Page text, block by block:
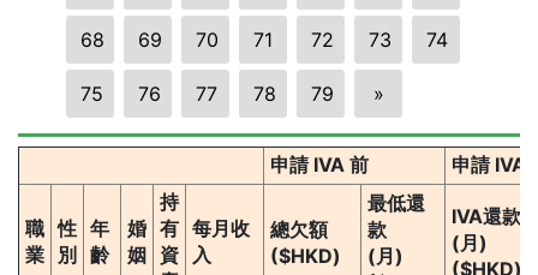
68 69 70 71 72 73 74
75 76 77 78 79 »
申請 IVA 前 申請 IVA
職
業
性
別
年
齡
婚
姻
持
有
資
每月收
入
總欠額
($HKD)
最低還
款
(月)
IVA還款
(月)
($HKD)